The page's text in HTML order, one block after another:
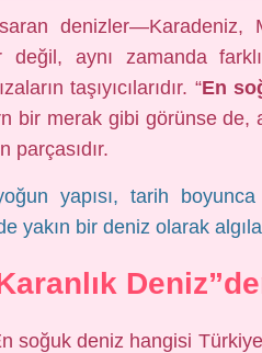
saran
değil, aynı zamanda
taşıyıcılarıdır. “En
bir merak gibi görünse de,
parçasıdır.
yapısı, tarih
yakın bir deniz olarak
soğuk deniz hangisi